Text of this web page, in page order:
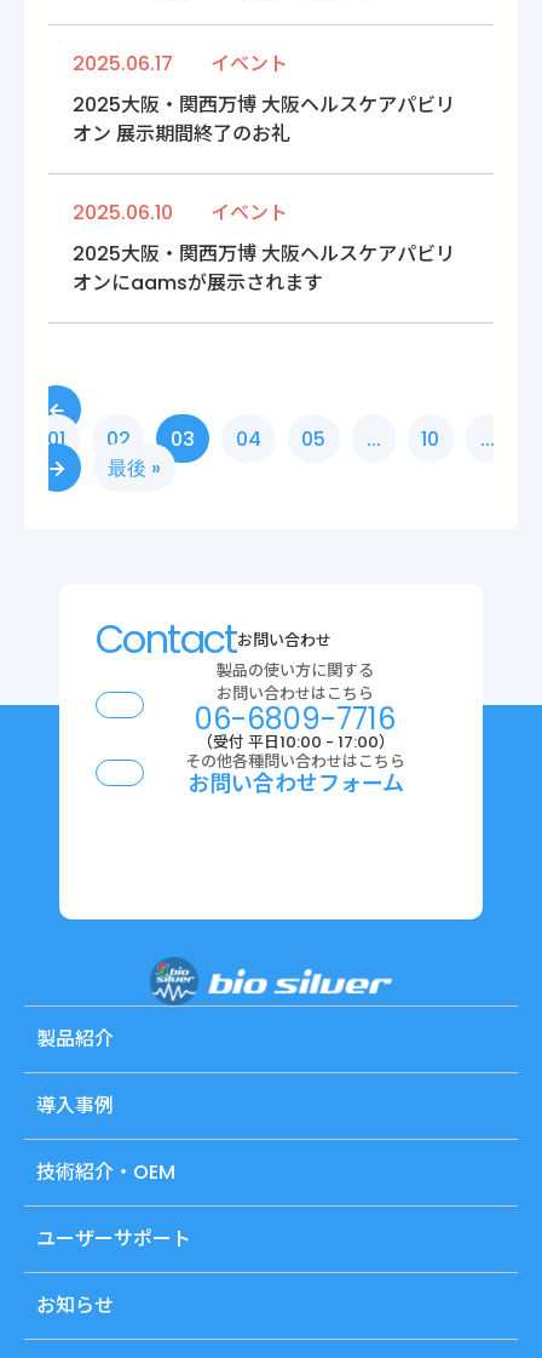
2025.06.17
イベント
2025大阪・関西万博 大阪ヘルスケアパビリ
オン 展示期間終了のお礼
2025.06.10
イベント
2025大阪・関西万博 大阪ヘルスケアパビリ
オンにaamsが展示されます
01 02 03 04 05 ... 10
...
最後 »
Contactお問い合わせ
製品の使い方に関する
お問い合わせはこちら
06-6809-7716
（受付 平日10:00 - 17:00）
その他各種問い合わせはこちら
お問い合わせフォーム
製品紹介
導入事例
技術紹介・OEM
ユーザーサポート
お知らせ